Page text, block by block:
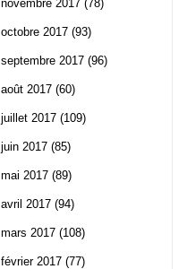
novembre 2017 (78)
octobre 2017 (93)
septembre 2017 (96)
août 2017 (60)
juillet 2017 (109)
juin 2017 (85)
mai 2017 (89)
avril 2017 (94)
mars 2017 (108)
février 2017 (77)